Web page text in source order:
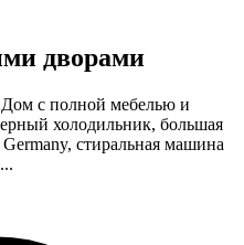
дворами
с полной мебелью и
холодильник, большая
стиральная машина